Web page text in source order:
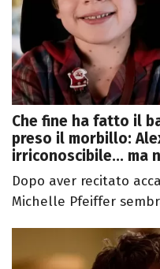
Che fine ha fatto il
preso il morbillo:
irriconoscibile... ma
Dopo aver recitato
Michelle Pfeiffer